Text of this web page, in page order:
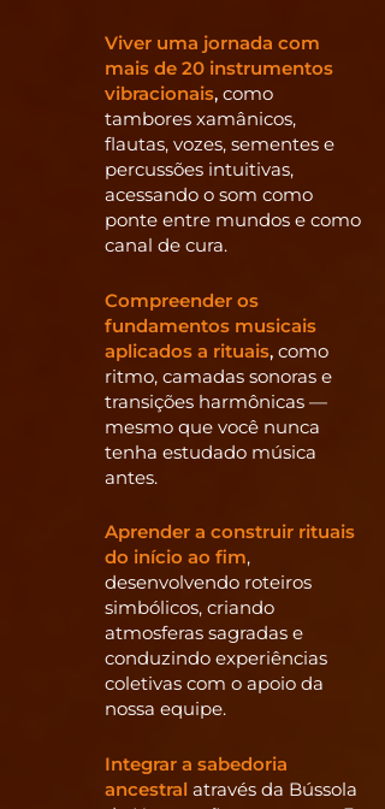
Viver uma jornada com
mais de 20 instrumentos
vibracionais, como
tambores xamânicos,
flautas, vozes, sementes e
percussões intuitivas,
acessando o som como
ponte entre mundos e como
canal de cura.
Compreender os
fundamentos musicais
aplicados a rituais, como
ritmo, camadas sonoras e
transições harmônicas —
mesmo que você nunca
tenha estudado música
antes.
Aprender a construir rituais
do início ao fim,
desenvolvendo roteiros
simbólicos, criando
atmosferas sagradas e
conduzindo experiências
coletivas com o apoio da
nossa equipe.
Integrar a sabedoria
ancestral através da Bússola